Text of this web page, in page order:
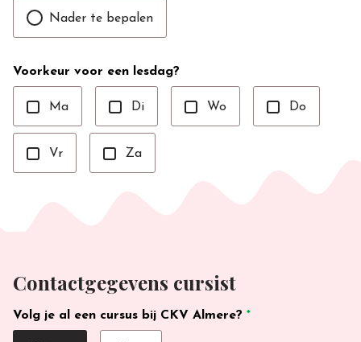
Nader te bepalen
Voorkeur voor een lesdag?
Ma Di Wo Do
Vr Za
Contactgegevens cursist
Volg je al een cursus bij CKV Almere? *